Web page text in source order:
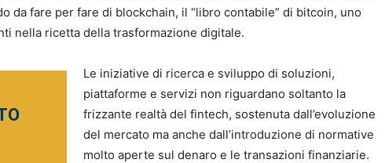
da fare per fare di blockchain, il “libro contabile” di bitcoin, uno
nella ricetta della trasformazione digitale.
Le iniziative di ricerca e sviluppo di soluzioni,
piattaforme e servizi non riguardano soltanto la
frizzante realtà del fintech, sostenuta dall’evoluzione
del mercato ma anche dall’introduzione di normative
molto aperte sul denaro e le transazioni finanziarie.